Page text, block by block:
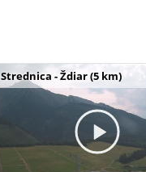
Strednica - Ždiar (5 km)